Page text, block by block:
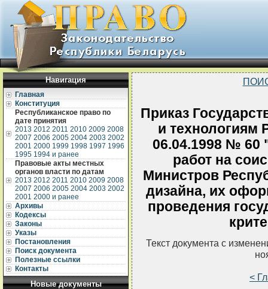
Навигация
Главная
Конституция
Республиканское право по
дате принятия
2013 2012 2011 2010 2009 2008
2007 2006 2005 2004 2003 2002
2001 2000 1999 1998 1997 1996
1995 1994 и ранее
Правовые акты местных
органов власти по датам
2013 2012 2011 2010 2009 2008
2007 2006 2005 2004 2003 2002
2001 2000 и ранее
Архивы
Кодексы
Законы
Указы
Постановления
Поиск документа
Полезные ссылки
Контакты
Новые документы
Приказ
и технологиям
06.04.1998 №
работ на
Министров
дизайна, их
проведения
Текст документа с
<